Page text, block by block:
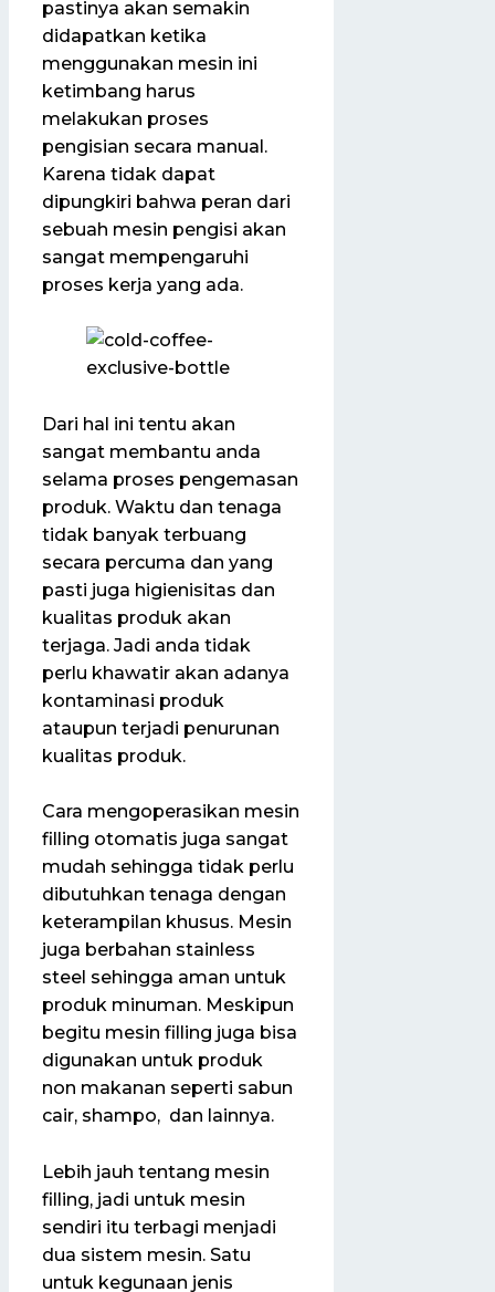
pastinya akan semakin
didapatkan ketika
menggunakan mesin ini
ketimbang harus
melakukan proses
pengisian secara manual.
Karena tidak dapat
dipungkiri bahwa peran dari
sebuah mesin pengisi akan
sangat mempengaruhi
proses kerja yang ada.
Dari hal ini tentu akan
sangat membantu anda
selama proses pengemasan
produk. Waktu dan tenaga
tidak banyak terbuang
secara percuma dan yang
pasti juga higienisitas dan
kualitas produk akan
terjaga. Jadi anda tidak
perlu khawatir akan adanya
kontaminasi produk
ataupun terjadi penurunan
kualitas produk.
Cara mengoperasikan mesin
filling otomatis juga sangat
mudah sehingga tidak perlu
dibutuhkan tenaga dengan
keterampilan khusus. Mesin
juga berbahan stainless
steel sehingga aman untuk
produk minuman. Meskipun
begitu mesin filling juga bisa
digunakan untuk produk
non makanan seperti sabun
cair, shampo, dan lainnya.
Lebih jauh tentang mesin
filling, jadi untuk mesin
sendiri itu terbagi menjadi
dua sistem mesin. Satu
untuk kegunaan jenis